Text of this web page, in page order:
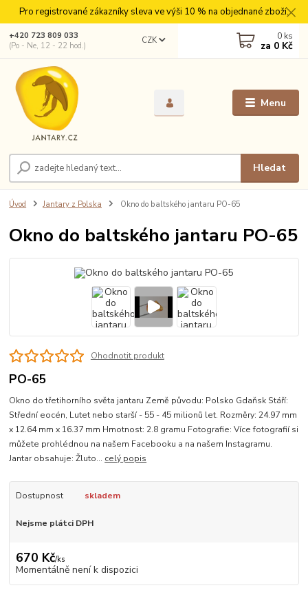
Pro registrované zákazníky sleva ve výši 10 % na objednané zboží.
Menu
CZK
Hledat
+420 723 809 033
(Po - Ne, 12 - 22 hod.)
0 ks
za 0 Kč
Úvod Jantary z Polska Okno do baltského jantaru PO-65
Okno do baltského jantaru PO-65
Ohodnotit produkt
PO-65
Okno do třetihorního světa jantaru Země původu: Polsko Gdaňsk Stáří:
Střední eocén, Lutet nebo starší - 55 - 45 milionů let. Rozměry: 24.97 mm
x 12.64 mm x 16.37 mm Hmotnost: 2.8 gramu Fotografie: Více fotografií si
můžete prohlédnou na našem Facebooku a na našem Instagramu.
Jantar obsahuje: Žluto... celý popis
Dostupnost skladem
Nejsme plátci DPH
670 Kč/ks
Momentálně není k dispozici